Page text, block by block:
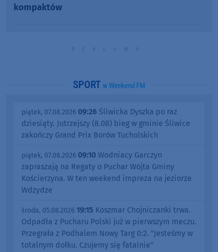
kompaktów
SPORT w Weekend FM
piątek, 07.08.2026 09:26 Śliwicka Dyszka po raz
dziesiąty. Jutrzejszy (8.08) bieg w gminie Śliwice
zakończy Grand Prix Borów Tucholskich
piątek, 07.08.2026 09:10 Wodniacy Garczyn
zapraszają na Regaty o Puchar Wójta Gminy
Kościerzyna. W ten weekend impreza na jeziorze
Wdzydze
środa, 05.08.2026 19:15 Koszmar Chojniczanki trwa.
Odpadła z Pucharu Polski już w pierwszym meczu.
Przegrała z Podhalem Nowy Targ 0:2. "Jesteśmy w
totalnym dołku. Czujemy się fatalnie"